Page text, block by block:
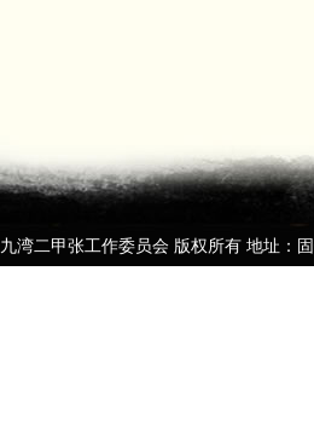
九湾二甲张工作委员会 版权所有 地址：